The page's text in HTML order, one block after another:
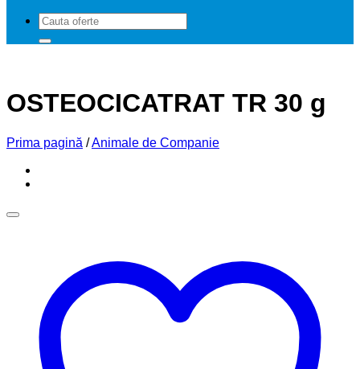
Caută
după:
OSTEOCICATRAT TR 30 g
Prima pagină /Animale de Companie